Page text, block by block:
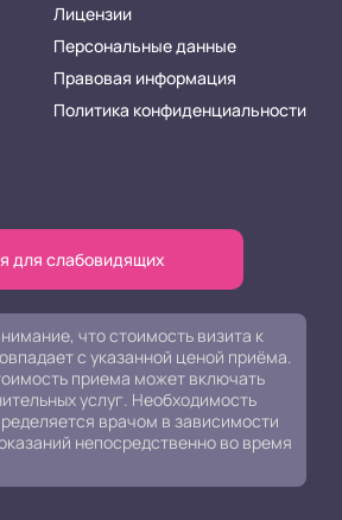
Лицензии
Персональные данные
Правовая информация
Политика конфиденциальности
для слабовидящих
что стоимость визита к
с указанной ценой приёма.
приема может включать
услуг. Необходимость
врачом в зависимости
непосредственно во время